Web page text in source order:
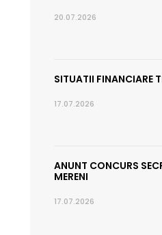
20.07.2026
SITUATII FINANCIARE
17.07.2026
ANUNT CONCURS
MERENI
17.07.2026